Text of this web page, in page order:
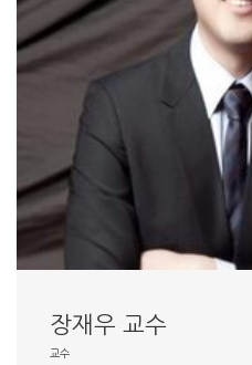
장재우 교수
교수